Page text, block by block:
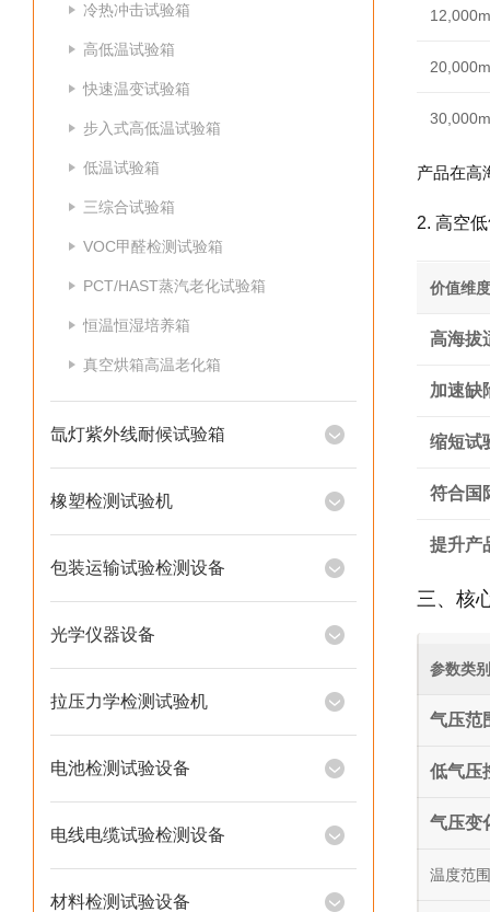
冷热冲击试验箱
高低温试验箱
快速温变试验箱
步入式高低温试验箱
低温试验箱
三综合试验箱
VOC甲醛检测试验箱
PCT/HAST蒸汽老化试验箱
恒温恒湿培养箱
真空烘箱高温老化箱
氙灯紫外线耐候试验箱
橡塑检测试验机
包装运输试验检测设备
光学仪器设备
拉压力学检测试验机
电池检测试验设备
电线电缆试验检测设备
材料检测试验设备
12,000m
20,000m
30,000m
产品在高
2. 高空
价值维度
高海拔
加速缺
缩短试
符合国
提升产
三、核
参数类别
气压范
低气压
气压变
温度范围